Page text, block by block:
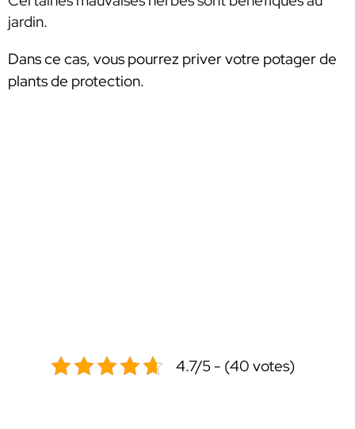
jardin.
Dans ce cas, vous pourrez priver votre potager de
plants de protection.
4.7/5 - (40 votes)